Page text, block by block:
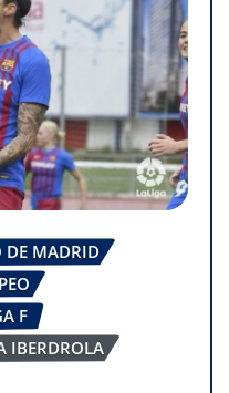
DE MADRID
F
IBERDROLA